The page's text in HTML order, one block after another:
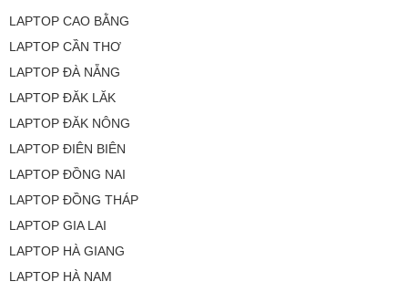
LAPTOP CAO BẰNG
LAPTOP CẦN THƠ
LAPTOP ĐÀ NẴNG
LAPTOP ĐĂK LĂK
LAPTOP ĐĂK NÔNG
LAPTOP ĐIÊN BIÊN
LAPTOP ĐỒNG NAI
LAPTOP ĐỒNG THÁP
LAPTOP GIA LAI
LAPTOP HÀ GIANG
LAPTOP HÀ NAM